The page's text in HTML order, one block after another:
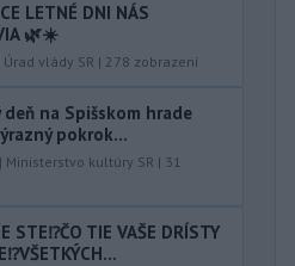
LETNÉ DNI NÁS
🌿☀️
Úrad vlády SR | 278 zobrazení
na Spišskom hrade
pokrok...
| Ministerstvo kultúry SR | 31
STE⁉️ČO TIE VAŠE DRÍSTY